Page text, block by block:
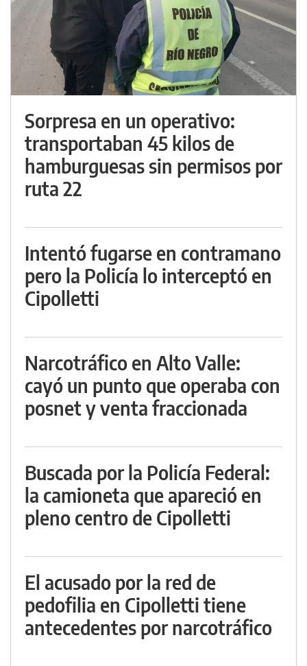
Sorpresa en un operativo:
transportaban 45 kilos de
hamburguesas sin permisos por
ruta 22
Intentó fugarse en contramano
pero la Policía lo interceptó en
Cipolletti
Narcotráfico en Alto Valle:
cayó un punto que operaba con
posnet y venta fraccionada
Buscada por la Policía Federal:
la camioneta que apareció en
pleno centro de Cipolletti
El acusado por la red de
pedofilia en Cipolletti tiene
antecedentes por narcotráfico